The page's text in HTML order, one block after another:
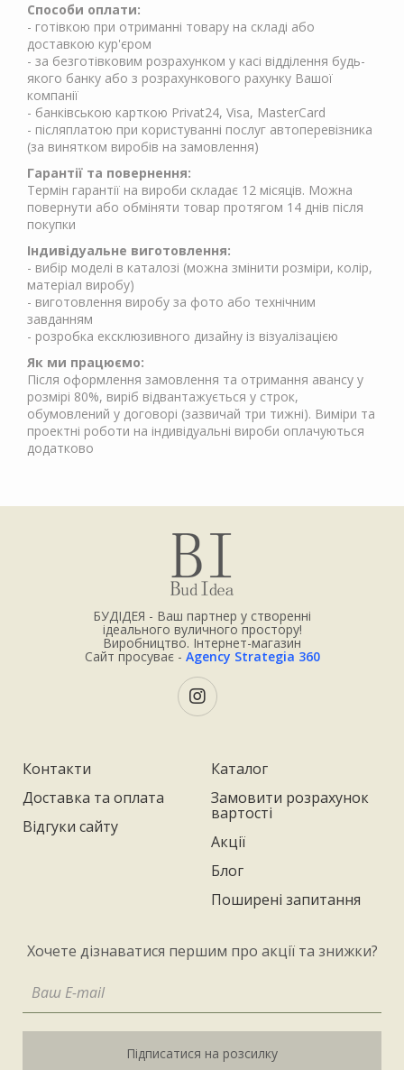
Способи оплати:
- готівкою при отриманні товару на складі або
доставкою кур'єром
- за безготівковим розрахунком у касі відділення будь-
якого банку або з розрахункового рахунку Вашої
компанії
- банківською карткою Privat24, Visa, MasterCard
- післяплатою при користуванні послуг автоперевізника
(за винятком виробів на замовлення)
Гарантії та повернення:
Термін гарантії на вироби складає 12 місяців. Можна
повернути або обміняти товар протягом 14 днів після
покупки
Індивідуальне виготовлення:
- вибір моделі в каталозі (можна змінити розміри, колір,
матеріал виробу)
- виготовлення виробу за фото або технічним
завданням
- розробка ексклюзивного дизайну із візуалізацією
Як ми працюємо:
Після оформлення замовлення та отримання авансу у
розмірі 80%, виріб відвантажується у строк,
обумовлений у договорі (зазвичай три тижні). Виміри та
проектні роботи на індивідуальні вироби оплачуються
додатково
БУДІДЕЯ - Ваш партнер у створенні
ідеального вуличного простору!
Виробництво. Інтернет-магазин
Сайт просуває - Agency Strategia 360
Контакти
Доставка та оплата
Відгуки сайту
Каталог
Замовити розрахунок
вартості
Акції
Блог
Поширені запитання
Хочете дізнаватися першим про акції та знижки?
Підписатися на розсилку